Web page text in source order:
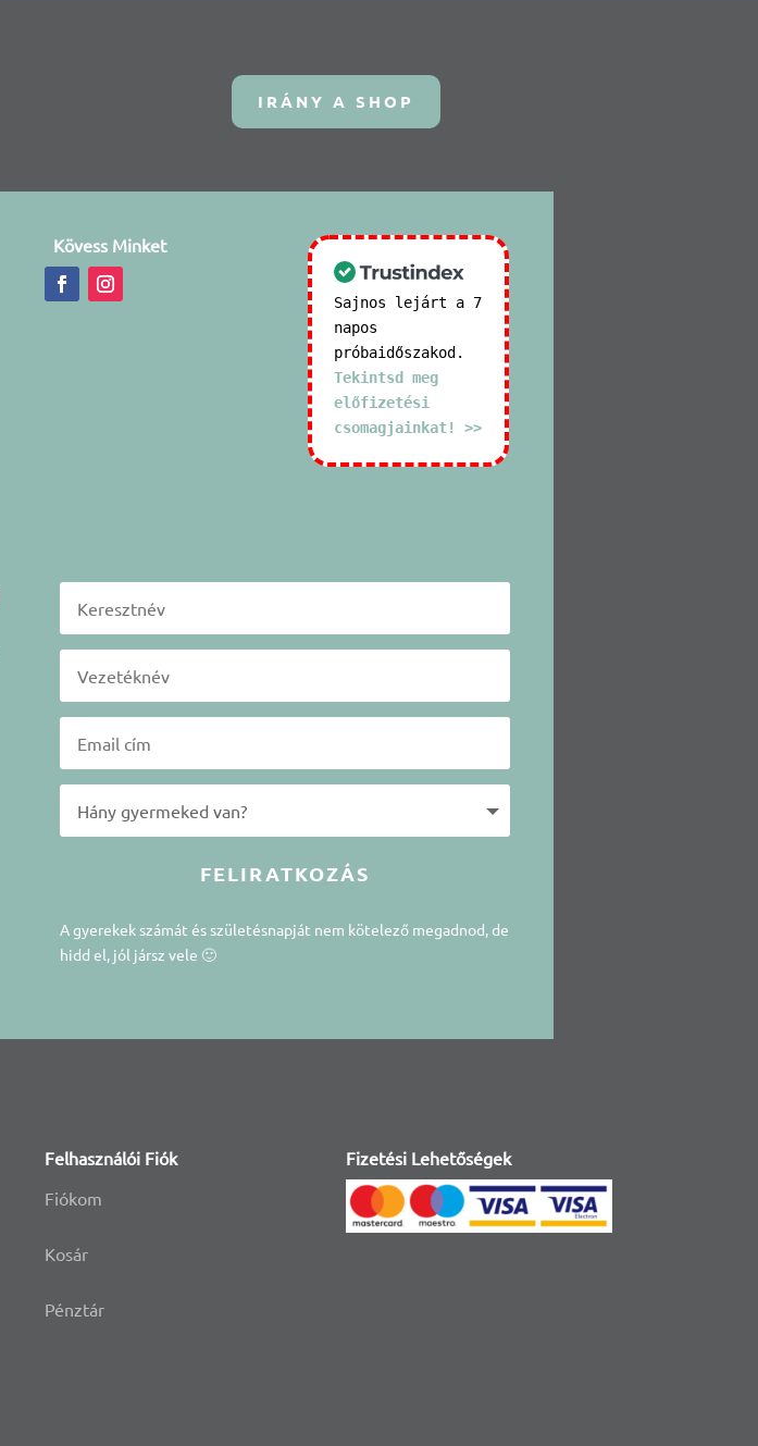
IRÁNY A SHOP
Kövess Minket
Sajnos lejárt a 7
napos
próbaidőszakod.
Tekintsd meg
előfizetési
csomagjainkat! >>
FELIRATKOZÁS
A gyerekek számát és születésnapját nem kötelező megadnod, de
hidd el, jól jársz vele 🙂
Felhasználói Fiók
Fiókom
Kosár
Pénztár
Fizetési Lehetőségek